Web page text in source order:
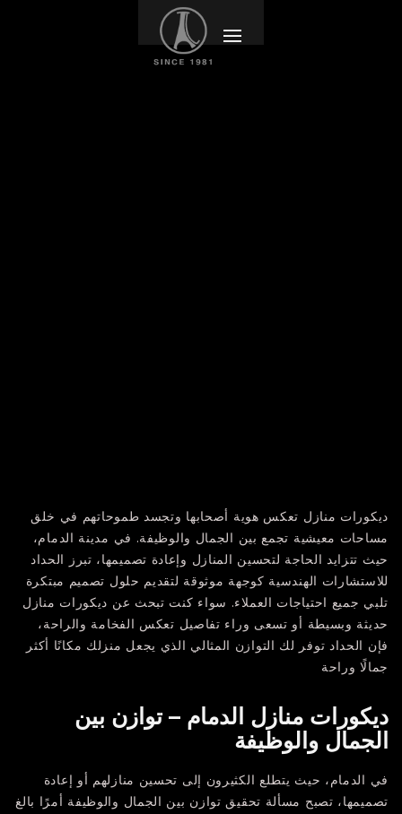
ديكورات منازل تعكس هوية أصحابها وتجسد طموحاتهم في خلق
مساحات معيشية تجمع بين الجمال والوظيفة. في مدينة الدمام،
حيث تتزايد الحاجة لتحسين المنازل وإعادة تصميمها، تبرز الحداد
للاستشارات الهندسية كوجهة موثوقة لتقديم حلول تصميم مبتكرة
تلبي جميع احتياجات العملاء. سواء كنت تبحث عن ديكورات منازل
حديثة وبسيطة أو تسعى وراء تفاصيل تعكس الفخامة والراحة،
فإن الحداد توفر لك التوازن المثالي الذي يجعل منزلك مكانًا أكثر
جمالًا وراحة
ديكورات منازل الدمام – توازن بين
الجمال والوظيفة
في الدمام، حيث يتطلع الكثيرون إلى تحسين منازلهم أو إعادة
تصميمها، تصبح مسألة تحقيق توازن بين الجمال والوظيفة أمرًا بالغ